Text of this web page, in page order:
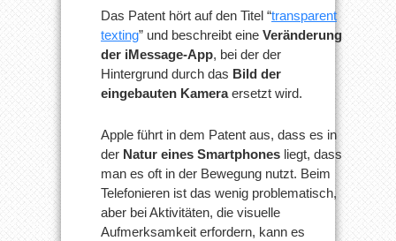
Das Patent hört auf den Titel “transparent
texting” und beschreibt eine Veränderung
der iMessage-App, bei der der
Hintergrund durch das Bild der
eingebauten Kameraersetzt wird.
Apple führt in dem Patent aus, dass es in
der Natur eines Smartphones liegt, dass
man es oft in der Bewegung nutzt. Beim
Telefonieren ist das wenig problematisch,
aber bei Aktivitäten, die visuelle
Aufmerksamkeit erfordern, kann es